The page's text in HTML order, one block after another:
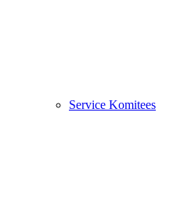
Service Komitees